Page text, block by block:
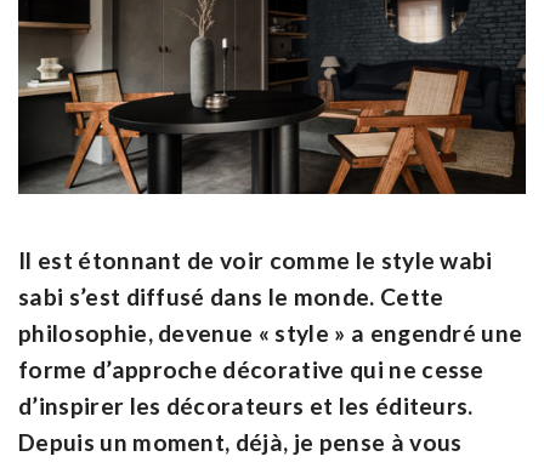
Il est étonnant de voir comme le style wabi
sabi s’est diffusé dans le monde. Cette
philosophie, devenue « style » a engendré une
forme d’approche décorative qui ne cesse
d’inspirer les décorateurs et les éditeurs.
Depuis un moment, déjà, je pense à vous